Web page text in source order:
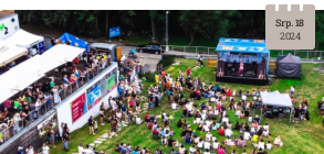
Srp. 18
2024